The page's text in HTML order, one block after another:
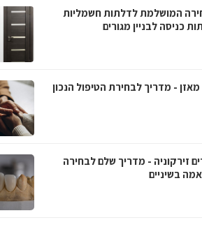
המושלמת לדלתות חשמליות
כניסה לבניין מגורים
- מדריך לבחירת הטיפול הנכון
זירקוניה - מדריך שלם לבחירה
בשיניים